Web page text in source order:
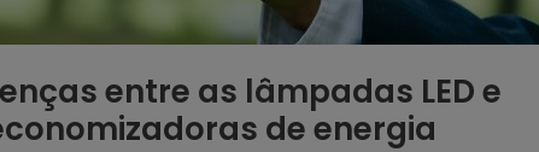
entre as lâmpadas LED e
de energia